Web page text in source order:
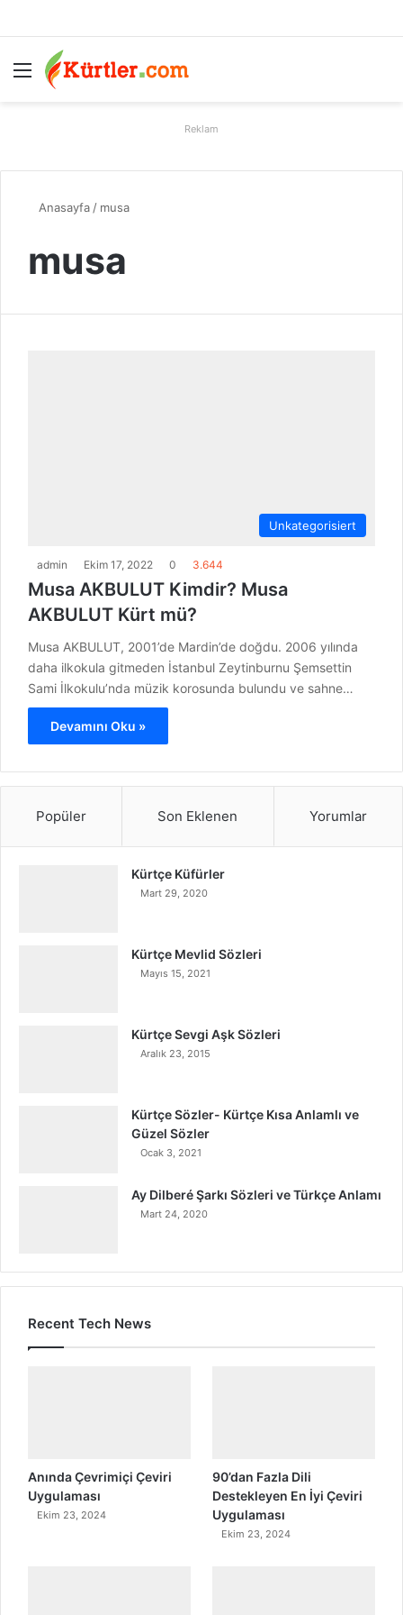
Menü
Reklam
Anasayfa / musa
musa
Unkategorisiert
admin Ekim 17, 2022 0 3.644
Musa AKBULUT Kimdir? Musa
AKBULUT Kürt mü?
Musa AKBULUT, 2001’de Mardin’de doğdu. 2006 yılında
daha ilkokula gitmeden İstanbul Zeytinburnu Şemsettin
Sami İlkokulu’nda müzik korosunda bulundu ve sahne…
Devamını Oku »
Popüler Son Eklenen Yorumlar
Kürtçe Küfürler
Mart 29, 2020
Kürtçe Mevlid Sözleri
Mayıs 15, 2021
Kürtçe Sevgi Aşk Sözleri
Aralık 23, 2015
Kürtçe Sözler- Kürtçe Kısa Anlamlı ve
Güzel Sözler
Ocak 3, 2021
Ay Dilberé Şarkı Sözleri ve Türkçe Anlamı
Mart 24, 2020
Recent Tech News
Anında Çevrimiçi Çeviri
Uygulaması
Ekim 23, 2024
90’dan Fazla Dili
Destekleyen En İyi Çeviri
Uygulaması
Ekim 23, 2024